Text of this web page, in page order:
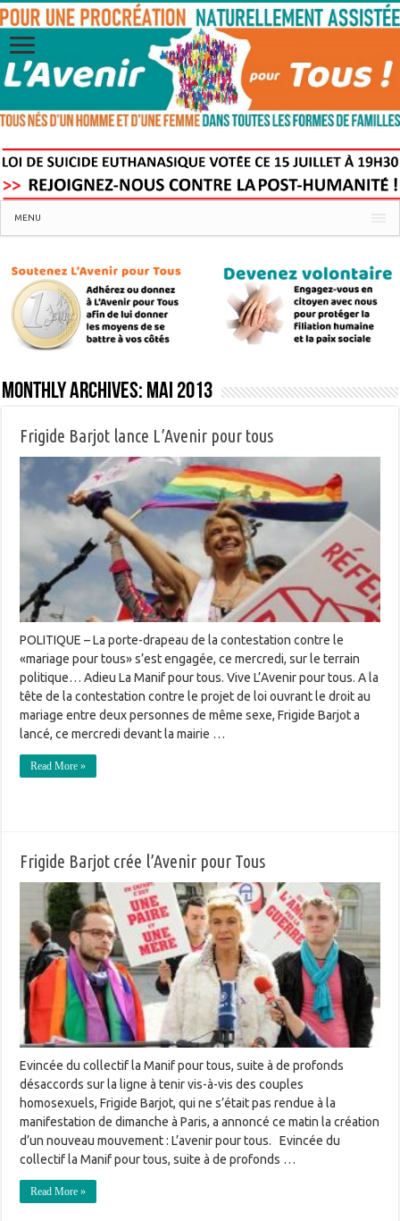
MENU
Monthly Archives: mai 2013
Frigide Barjot lance L’Avenir pour tous
POLITIQUE – La porte-drapeau de la contestation contre le
«mariage pour tous» s’est engagée, ce mercredi, sur le terrain
politique… Adieu La Manif pour tous. Vive L’Avenir pour tous. A la
tête de la contestation contre le projet de loi ouvrant le droit au
mariage entre deux personnes de même sexe, Frigide Barjot a
lancé, ce mercredi devant la mairie …
Read More »
Frigide Barjot crée l’Avenir pour Tous
Evincée du collectif la Manif pour tous, suite à de profonds
désaccords sur la ligne à tenir vis-à-vis des couples
homosexuels, Frigide Barjot, qui ne s’était pas rendue à la
manifestation de dimanche à Paris, a annoncé ce matin la création
d’un nouveau mouvement : L’avenir pour tous. Evincée du
collectif la Manif pour tous, suite à de profonds …
Read More »